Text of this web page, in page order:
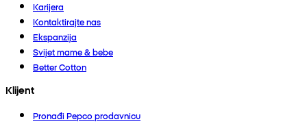
Karijera
Kontaktirajte nas
Ekspanzija
Svijet mame & bebe
Better Cotton
Klijent
Pronađi Pepco prodavnicu